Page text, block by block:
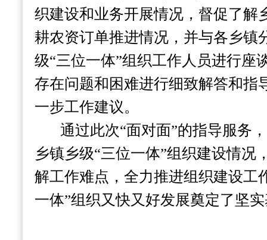
织建设和业务开展情况，督促了解
耕农资订单推进情况，并与各乡镇
级“三位一体”组织工作人员进行座
存在问题和困难进行细致解答和指
一步工作建议。
通过此次“面对面”的指导服务
乡镇乡级“三位一体”组织建设情况
解工作难点，全力推进组织建设工
一体”组织又快又好发展奠定了坚